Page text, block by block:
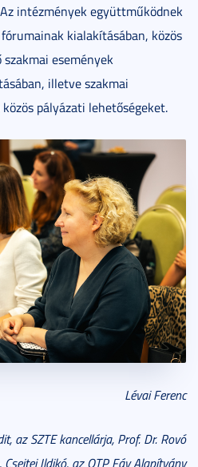
intézmények együttműködnek
kialakításában, közös
események
illetve szakmai
pályázati lehetőségeket.
Lévai Ferenc
az SZTE kancellárja, Prof. Dr. Rovó
Csejtei Ildikó, az OTP Fáy Alapítvány